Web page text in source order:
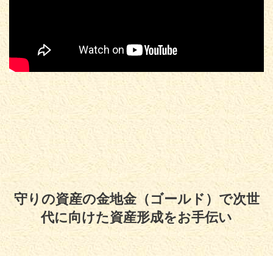
守りの資産の金地金（ゴールド）で次世
代に向けた資産形成をお手伝い
Copyright© 守りの資産の金地金（ゴールド）で次世代に向けた資産形成をお